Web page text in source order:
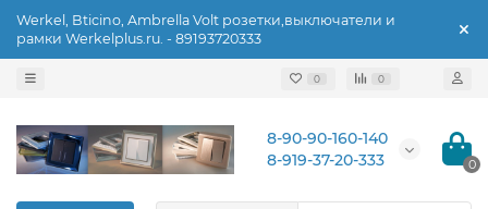
Werkel, Bticino, Ambrella Volt розетки,выключатели и
рамки Werkelplus.ru. - 89193720333
0 0
8-90-90-160-140
8-919-37-20-333
0